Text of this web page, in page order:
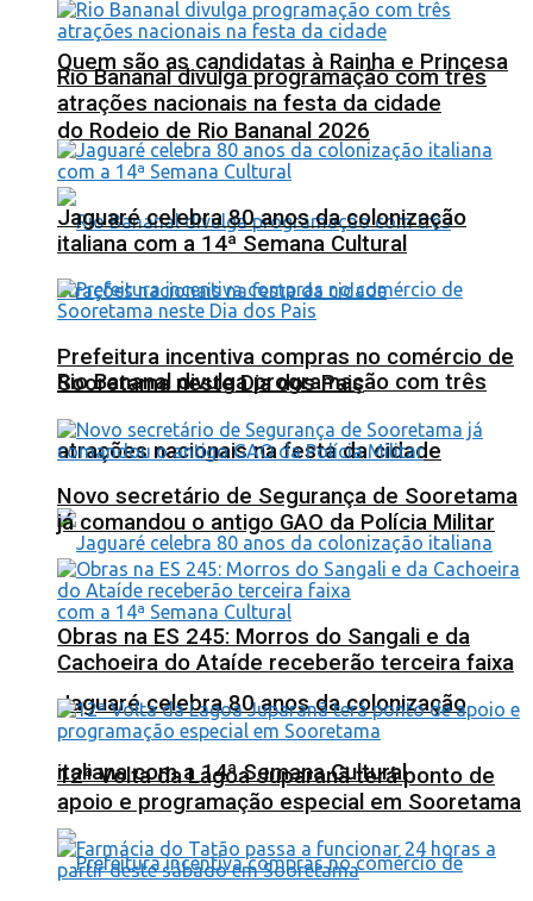
Quem são as candidatas à Rainha e Princesa
do Rodeio de Rio Bananal 2026
Rio Bananal divulga programação com três
atrações nacionais na festa da cidade
Jaguaré celebra 80 anos da colonização
italiana com a 14ª Semana Cultural
Rio Bananal divulga programação com três
atrações nacionais na festa da cidade
Jaguaré celebra 80 anos da colonização
italiana com a 14ª Semana Cultural
Prefeitura incentiva compras no comércio de
Sooretama neste Dia dos Pais
Novo secretário de Segurança de Sooretama
já comandou o antigo GAO da Polícia Militar
Obras na ES 245: Morros do Sangali e da
Cachoeira do Ataíde receberão terceira faixa
12ª Volta da Lagoa Juparanã terá ponto de
apoio e programação especial em Sooretama